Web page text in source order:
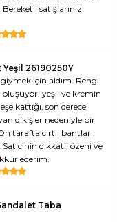
satışlarınız
26190250Y
için aldım. Rengi
yeşil ve kremin
kattığı, son derece
dikişler nedeniyle bir
tarafta cırtlı bantları
dikkati, özeni ve
ederim.
Taba